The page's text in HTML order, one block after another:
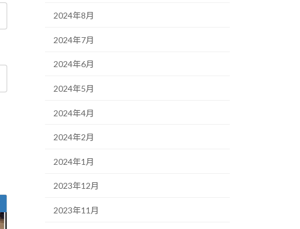
2024年8月
2024年7月
2024年6月
2024年5月
2024年4月
2024年2月
2024年1月
2023年12月
2023年11月